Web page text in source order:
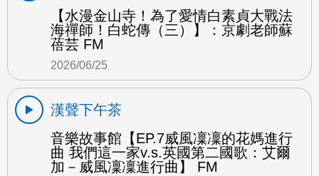
【水漫金山寺！為了愛情白素貞大戰法
海禪師！白蛇傳（三）】：京劇老師蘇
蓓芸 FM
2026/06/25
漢聲下午茶
音樂故事館【EP.7威風凜凜的花媽進行
曲 我們這一家v.s.英國第二國歌：艾爾
加－威風凜凜進行曲】 FM